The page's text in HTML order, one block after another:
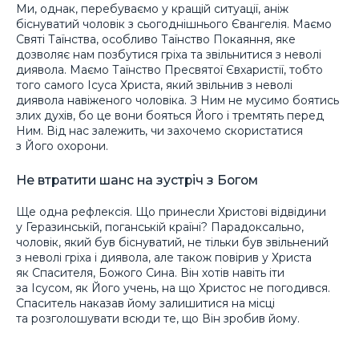
Ми, однак, перебуваємо у кращій ситуації, аніж
біснуватий чоловік з сьогоднішнього Євангелія. Маємо
Святі Таїнства, особливо Таїнство Покаяння, яке
дозволяє нам позбутися гріха та звільнитися з неволі
диявола. Маємо Таїнство Пресвятої Євхаристії, тобто
того самого Ісуса Христа, який звільнив з неволі
диявола навіженого чоловіка. З Ним не мусимо боятись
злих духів, бо це вони бояться Його і тремтять перед
Ним. Від нас залежить, чи захочемо скористатися
з Його охорони.
Не втратити шанс на зустріч з Богом
Ще одна рефлексія. Що принесли Христові відвідини
у Геразинській, поганській країні? Парадоксально,
чоловік, який був біснуватий, не тільки був звільнений
з неволі гріха і диявола, але також повірив у Христа
як Спасителя, Божого Сина. Він хотів навіть іти
за Ісусом, як Його учень, на що Христос не погодився.
Спаситель наказав йому залишитися на місці
та розголошувати всюди те, що Він зробив йому.